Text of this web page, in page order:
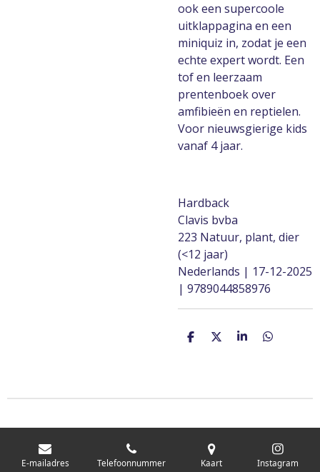
ook een supercoole
uitklappagina en een
miniquiz in, zodat je een
echte expert wordt. Een
tof en leerzaam
prentenboek over
amfibieën en reptielen.
Voor nieuwsgierige kids
vanaf 4 jaar.
Hardback
Clavis bvba
223 Natuur, plant, dier
(<12 jaar)
Nederlands | 17-12-2025
| 9789044858976
D
D
S
D
E-mailadres Telefoonnummer Kaart Instagram